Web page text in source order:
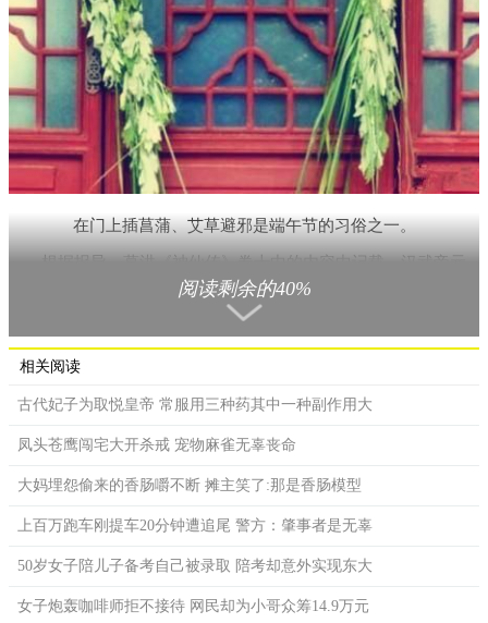
在门上插菖蒲、艾草避邪是端午节的习俗之一。
封二年时其带着董仲舒、东方朔等大臣上嵩山斋戒祭神；到了夜
里，突然有身高二丈、耳朵高出头顶下垂至肩的仙人出现，汉武
帝恭敬请问来历，仙人便道是九疑之神，为采长生仙株菖蒲而
来，仙人听闻嵩山中岳山石上长着根茎一寸九节的菖蒲，服用可
以长生，不过，仙人说完话后，便消失而去；然而，汉武帝告诉
是中岳之神来晓谕朕。
之后，汉武帝采集菖蒲服用了2年，但是，汉武帝只要一食用
少侍官争相仿效服用菖蒲，但也未能持久，其中唯有王兴一人听
说仙人教汉武帝服用长生菖蒲，于是不停采食，没想到，王兴到
岁左右的人，王兴这人看似身体强健，还传能日行三百里，不
阅读剩余的40%
相关阅读
古代妃子为取悦皇帝 常服用三种药其中一种副作用大
凤头苍鹰闯宅大开杀戒 宠物麻雀无辜丧命
大妈埋怨偷来的香肠嚼不断 摊主笑了:那是香肠模型
上百万跑车刚提车20分钟遭追尾 警方：肇事者是无辜
50岁女子陪儿子备考自己被录取 陪考却意外实现东大
女子炮轰咖啡师拒不接待 网民却为小哥众筹14.9万元